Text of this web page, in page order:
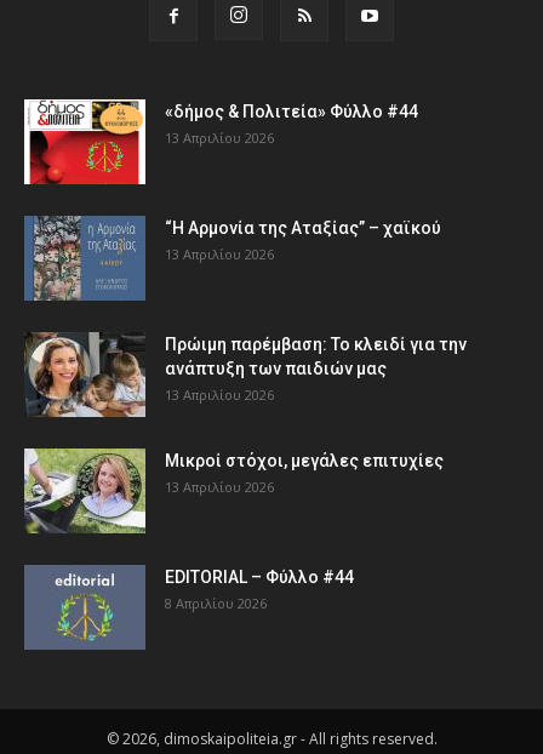
«δήμος & Πολιτεία» Φύλλο #44
13 Απριλίου 2026
“Η Αρμονία της Αταξίας” – χαϊκού
13 Απριλίου 2026
Πρώιμη παρέμβαση: Το κλειδί για την
ανάπτυξη των παιδιών µας
13 Απριλίου 2026
Μικροί στόχοι, μεγάλες επιτυχίες
13 Απριλίου 2026
EDITORIAL – Φύλλο #44
8 Απριλίου 2026
© 2026, dimoskaipoliteia.gr - All rights reserved.